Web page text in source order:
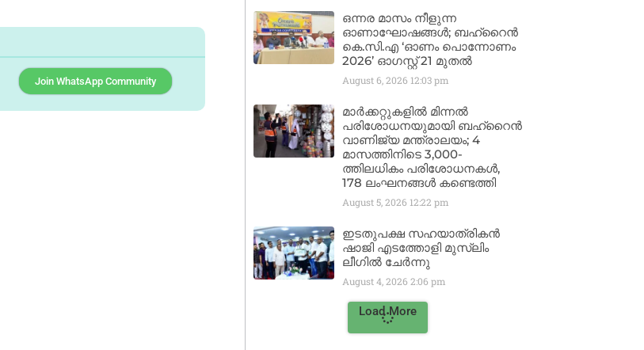
Join WhatsApp Community
ഒന്നര മാസം നീളുന്ന
ഓണാഘോഷങ്ങൾ; ബഹ്‌റൈൻ
കെ.സി.എ ‘ഓണം പൊന്നോണം
2026’ ഓഗസ്റ്റ് 21 മുതൽ
August 6, 2026 12:03 pm
മാർക്കറ്റുകളിൽ മിന്നൽ
പരിശോധനയുമായി ബഹ്‌റൈൻ
വാണിജ്യ മന്ത്രാലയം; 4
മാസത്തിനിടെ 3,000-
ത്തിലധികം പരിശോധനകൾ,
178 ലംഘനങ്ങൾ കണ്ടെത്തി
August 5, 2026 12:22 pm
ഇടതുപക്ഷ സഹയാത്രികൻ
ഷാജി എടത്തോളി മുസ്‌ലിം
ലീഗിൽ ചേർന്നു
August 4, 2026 2:06 pm
Load More